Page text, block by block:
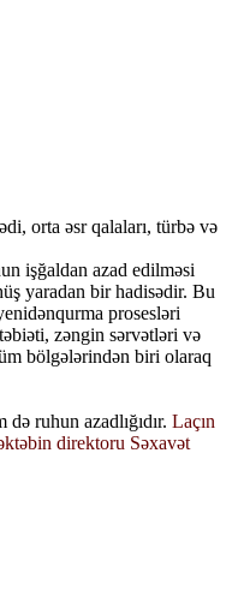
orta əsr qalaları, türbə və
işğaldan azad edilməsi
yaradan bir hadisədir. Bu
prosesləri
zəngin sərvətləri və
bölgələrindən biri olaraq
ruhun azadlığıdır. Laçın
direktoru Səxavət